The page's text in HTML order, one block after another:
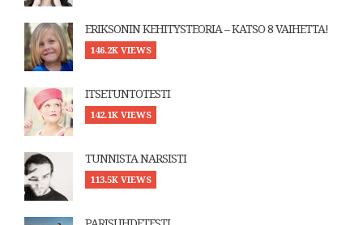
ERIKSONIN KEHITYSTEORIA – KATSO 8 VAIHETTA!
146.2K VIEWS
ITSETUNTOTESTI
142.1K VIEWS
TUNNISTA NARSISTI
113.5K VIEWS